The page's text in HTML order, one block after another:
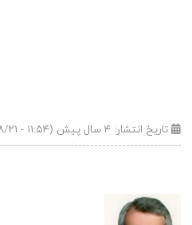
تاریخ انتشار: ۴ سال پیش (۱۱:۵۴ - ۱۴۰۱/۰۸/۲۱)